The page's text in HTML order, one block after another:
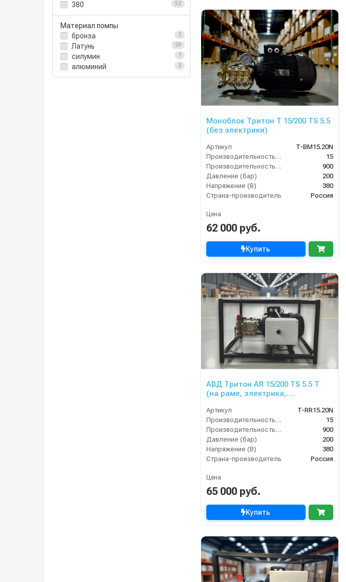
380 52
Материал помпы
бронза
2
Латунь 29
силумин 7
алюминий 2
Моноблок Тритон T 15/200 TS 5.5
(без электрики)
Артикул
T-BM15.20N
Производительность (л/мин)
15
Производительность (л/ч)
900
Давление (бар)
200
Напряжение (В)
380
Страна-производитель
Россия
Цена
62 000 руб.
Купить
АВД Тритон AR 15/200 TS 5.5 T
(на раме, электрика,
Артикул
T-RR15.20N
Производительность (л/мин)
15
Производительность (л/ч)
900
Давление (бар)
200
Напряжение (В)
380
Страна-производитель
Россия
Цена
65 000 руб.
Купить